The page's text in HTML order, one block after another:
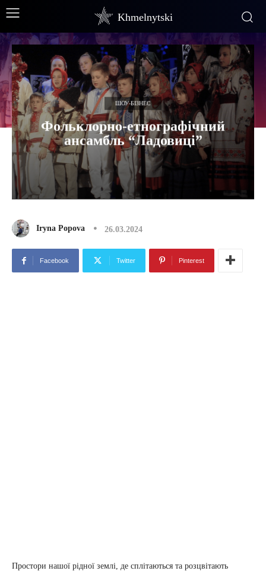
Khmelnytski
ШОУ-БІЗНЕС
Фольклорно-етнографічний
ансамбль “Ладовиці”
Iryna Popova 26.03.2024
Facebook Twitter Pinterest
Простори нашої рідної землі, де сплітаються та розцвітають